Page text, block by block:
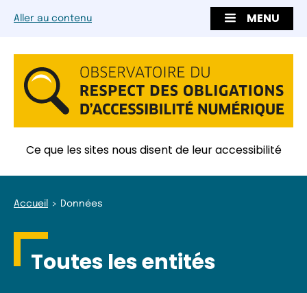
Aller au contenu MENU
Ce que les sites nous disent de leur accessibilité
Accueil Données
Toutes les entités